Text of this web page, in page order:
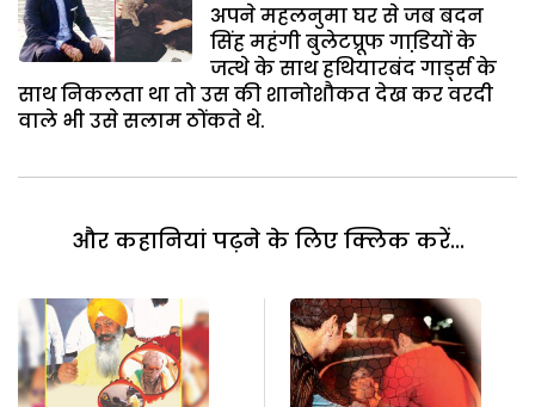
अपने महलनुमा घर से जब बदन
सिंह महंगी बुलेटप्रूफ गाडि़यों के
जत्थे के साथ हथियारबंद गार्ड्स के
साथ निकलता था तो उस की शानोशौकत देख कर वरदी
वाले भी उसे सलाम ठोंकते थे.
और कहानियां पढ़ने के लिए क्लिक करें...